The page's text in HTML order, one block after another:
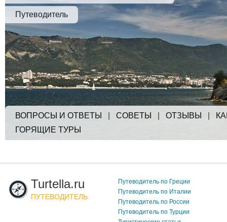
Путеводитель
ВОПРОСЫ И ОТВЕТЫ СОВЕТЫ ОТЗЫВЫ
ГОРЯЩИЕ ТУРЫ
Turtella.ru
ПУТЕВОДИТЕЛЬ
Путеводитель по Греции
Путеводитель по Италии
Путеводитель по России
Путеводитель по Турции